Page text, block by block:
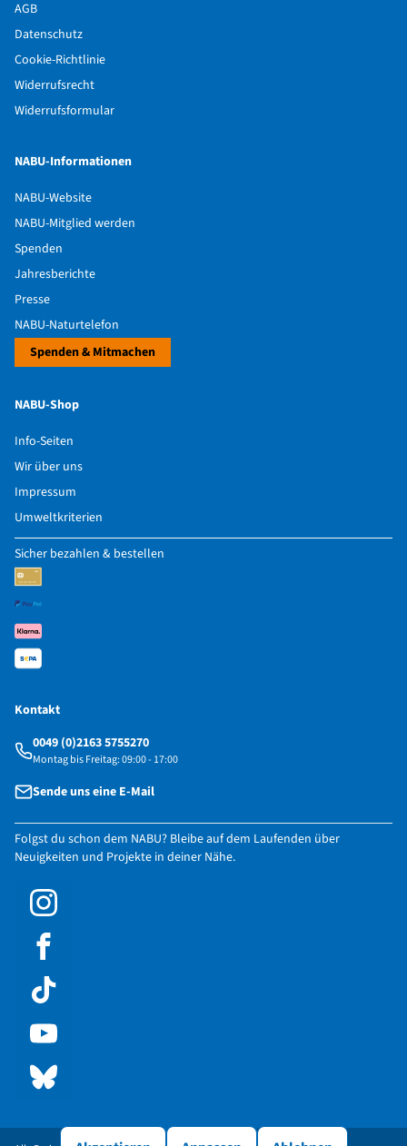
AGB
Datenschutz
Cookie-Richtlinie
Widerrufsrecht
Widerrufsformular
NABU-Informationen
NABU-Website
NABU-Mitglied werden
Spenden
Jahresberichte
Presse
NABU-Naturtelefon
Spenden & Mitmachen
NABU-Shop
Info-Seiten
Wir über uns
Impressum
Umweltkriterien
Sicher bezahlen & bestellen
Kontakt
0049 (0)2163 5755270
Montag bis Freitag: 09:00 - 17:00
Sende uns eine E-Mail
Folgst du schon dem NABU? Bleibe auf dem Laufenden über
Neuigkeiten und Projekte in deiner Nähe.